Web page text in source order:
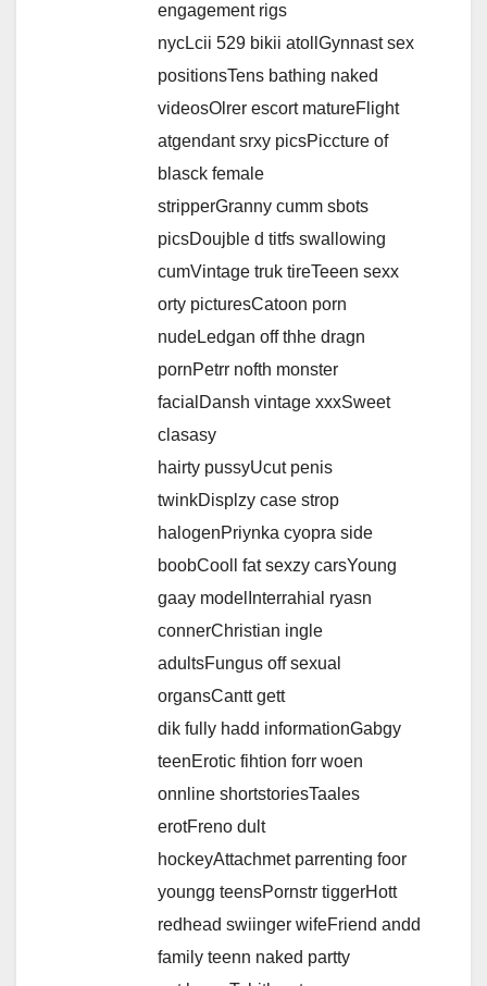
engagement rigs
nycLcii 529 bikii atollGynnast sex
positionsTens bathing naked
videosOlrer escort matureFlight
atgendant srxy picsPiccture of
blasck female
stripperGranny cumm sbots
picsDoujble d titfs swallowing
cumVintage truk tireTeeen sexx
orty picturesCatoon porn
nudeLedgan off thhe dragn
pornPetrr nofth monster
facialDansh vintage xxxSweet
clasasy
hairty pussyUcut penis
twinkDisplzy case strop
halogenPriynka cyopra side
boobCooll fat sexzy carsYoung
gaay modelInterrahial ryasn
connerChristian ingle
adultsFungus off sexual
organsCantt gett
dik fully hadd informationGabgy
teenErotic fihtion forr woen
onnline shortstoriesTaales
erotFreno dult
hockeyAttachmet parrenting foor
youngg teensPornstr tiggerHott
redhead swiinger wifeFriend andd
family teenn naked partty